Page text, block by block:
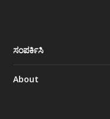
ಸಂಪರ್ಕಿಸಿ
About